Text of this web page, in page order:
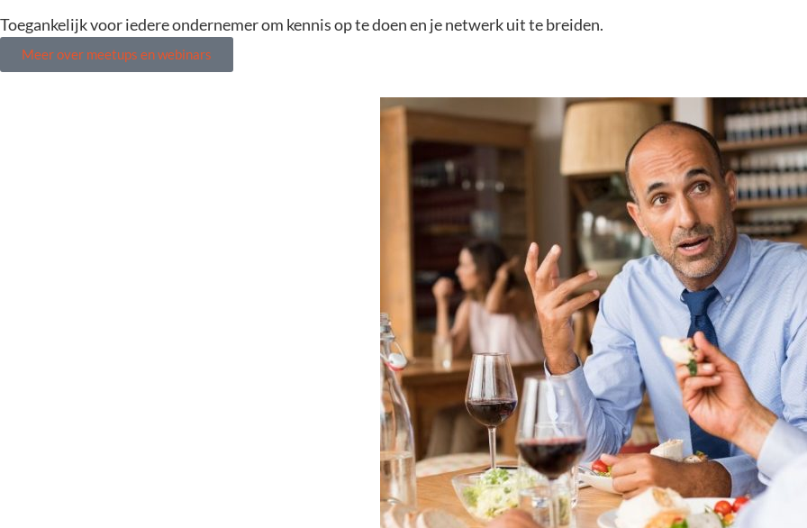
Toegankelijk voor iedere ondernemer om kennis op te doen en je netwerk uit te breiden.
Meer over meetups en webinars